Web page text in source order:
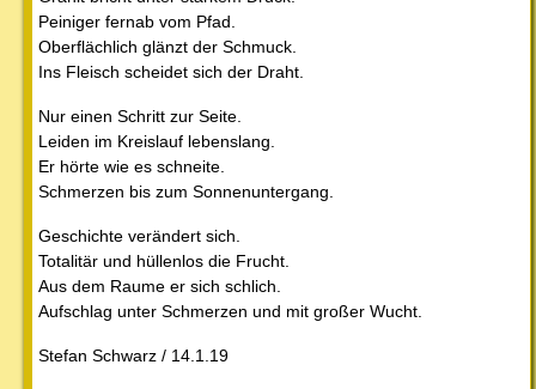
Peiniger fernab vom Pfad.
Oberflächlich glänzt der Schmuck.
Ins Fleisch scheidet sich der Draht.
Nur einen Schritt zur Seite.
Leiden im Kreislauf lebenslang.
Er hörte wie es schneite.
Schmerzen bis zum Sonnenuntergang.
Geschichte verändert sich.
Totalitär und hüllenlos die Frucht.
Aus dem Raume er sich schlich.
Aufschlag unter Schmerzen und mit großer Wucht.
Stefan Schwarz / 14.1.19